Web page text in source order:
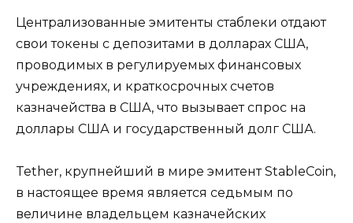
Централизованные эмитенты стаблеки отдают
свои токены с депозитами в долларах США,
проводимых в регулируемых финансовых
учреждениях, и краткосрочных счетов
казначейства в США, что вызывает спрос на
доллары США и государственный долг США.
Tether, крупнейший в мире эмитент StableCoin,
в настоящее время является седьмым по
величине владельцем казначейских